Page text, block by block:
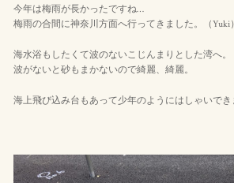
今年は梅雨が長かったですね…
梅雨の合間に神奈川方面へ行ってきました。（Yuki）
海水浴もしたくて波のないこじんまりとした湾へ。
波がないと砂もまかないので綺麗、綺麗。
海上飛び込み台もあって少年のようにはしゃいでき